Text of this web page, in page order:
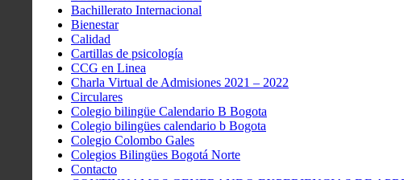
Bachillerato Internacional
Bienestar
Calidad
Cartillas de psicología
CCG en Linea
Charla Virtual de Admisiones 2021 – 2022
Circulares
Colegio bilingüe Calendario B Bogota
Colegio bilingües calendario b Bogota
Colegio Colombo Gales
Colegios Bilingües Bogotá Norte
Contacto